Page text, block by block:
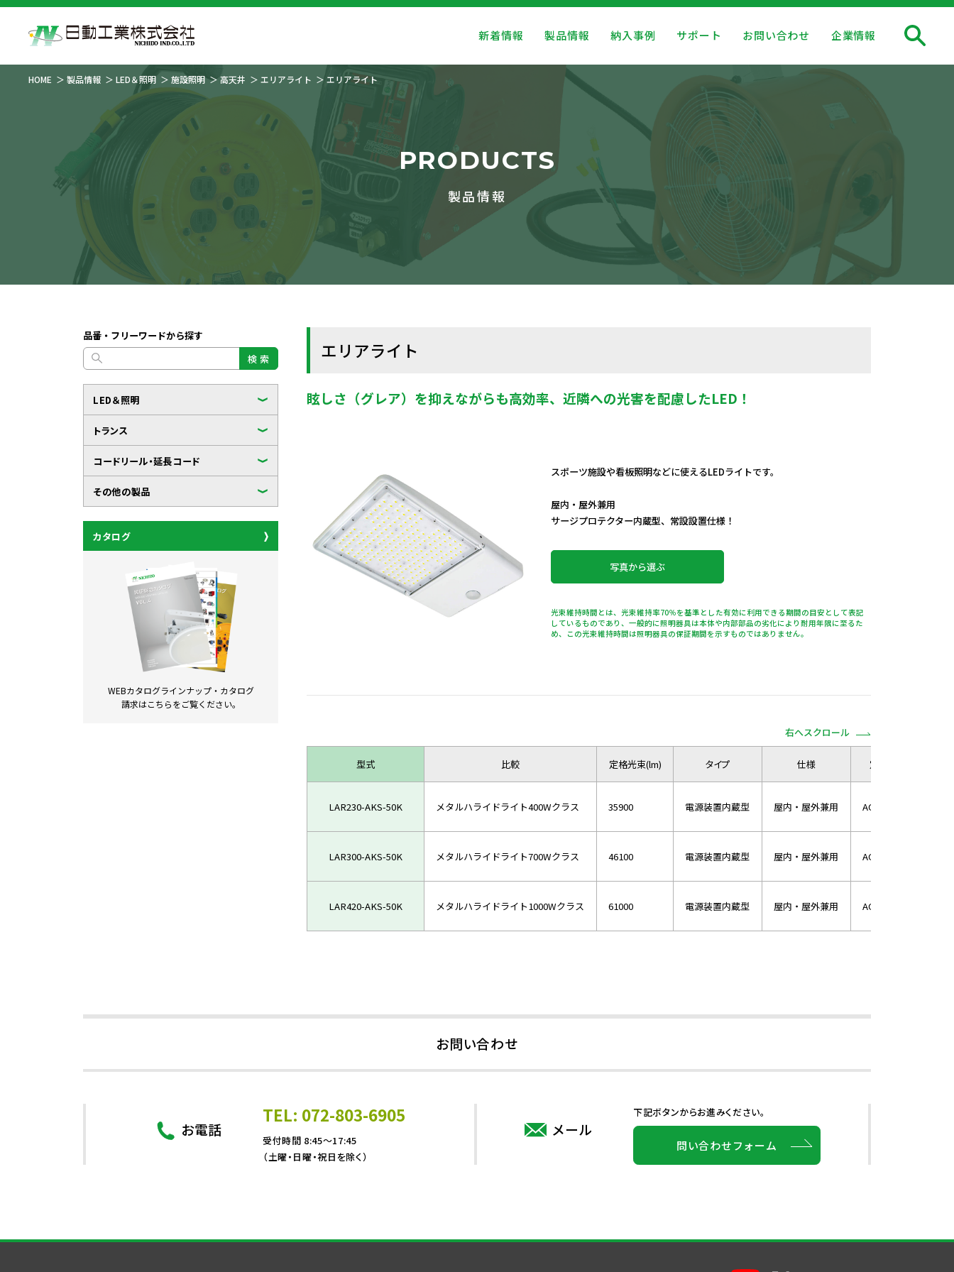
新着情報 製品情報 納入事例 サポート お問い合わせ 企業情報
HOME 製品情報 LED＆照明 施設照明 高天井 エリアライト エリアライト
PRODUCTS
製品情報
品番・フリーワードから探す
検 索
LED＆照明
トランス
コードリール・延長コード
その他の製品
カタログ
WEBカタログラインナップ・ カタログ
請求はこちらをご覧ください。
エリアライト
眩しさ（グレア）を抑えながらも高効率、近隣への光害を配慮したLED！
スポーツ施設や看板照明などに使えるLEDライトです。
屋内・屋外兼用
サージプロテクター内蔵型、常設設置仕様！
写真から選ぶ
光束維持時間とは、光束維持率70％を基準とした有効に利用できる期間の目安として表記
しているものであり、一般的に照明器具は本体や内部部品の劣化により耐用年限に至るた
め、この光束維持時間は照明器具の保証期間を示すものではありません。
右へスクロール
型式 比較 定格光束(lm) タイプ 仕様 定格電圧
LAR230-AKS-50K メタルハライドライト400Wクラス 35900 電源装置内蔵型 屋内・屋外兼用 AC100/200V
LAR300-AKS-50K メタルハライドライト700Wクラス 46100 電源装置内蔵型 屋内・屋外兼用 AC100/200V
LAR420-AKS-50K メタルハライドライト1000Wクラス 61000 電源装置内蔵型 屋内・屋外兼用 AC100/200V
お問い合わせ
お電話
TEL: 072-803-6905
受付時間 8:45～17:45
（土曜・日曜・祝日を除く）
メール
下記ボタンからお進みください。
問い合わせフォーム